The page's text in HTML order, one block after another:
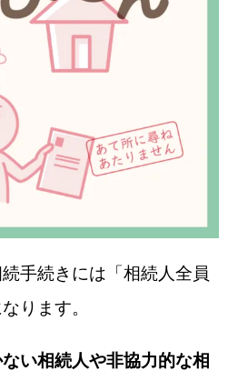
手続きには「相続人全員
ります。
い相続人や非協力的な相